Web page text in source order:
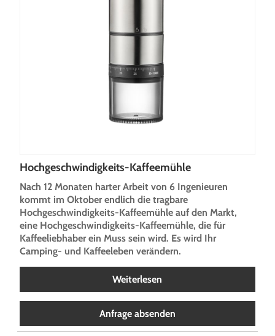
Hochgeschwindigkeits-Kaffeemühle
Nach 12 Monaten harter Arbeit von 6 Ingenieuren
kommt im Oktober endlich die tragbare
Hochgeschwindigkeits-Kaffeemühle auf den Markt,
eine Hochgeschwindigkeits-Kaffeemühle, die für
Kaffeeliebhaber ein Muss sein wird. Es wird Ihr
Camping- und Kaffeeleben verändern.
Weiterlesen
Anfrage absenden